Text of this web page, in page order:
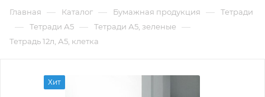
Главная — Каталог — Бумажная продукция — Тетради
— Тетради А5 — Тетради А5, зеленые —
Тетрадь 12л, А5, клетка
Хит